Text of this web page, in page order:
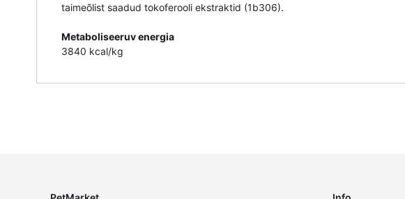
taimeõlist saadud tokoferooli ekstraktid (1b306).
Metaboliseeruv energia
3840 kcal/kg